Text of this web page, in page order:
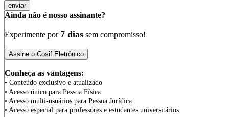
Ainda não é nosso assinante?
Experimente por 7 dias sem compromisso!
Conheça as vantagens:
• Conteúdo exclusivo e atualizado
• Acesso único para Pessoa Física
• Acesso multi-usuários para Pessoa Jurídica
• Acesso especial para professores e estudantes universitários